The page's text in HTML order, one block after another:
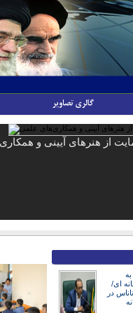
از هنرهای آیینی و
ای/
در